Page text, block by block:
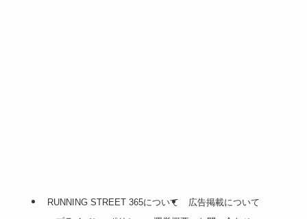
RUNNING STREET 365について
広告掲載について